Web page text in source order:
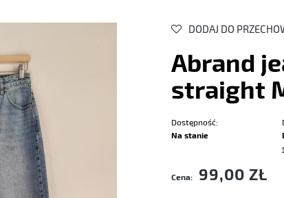
DODAJ DO
Abrand
straight
Dostępność:
Na stanie
płatności
Cena: 99,00 ZŁ